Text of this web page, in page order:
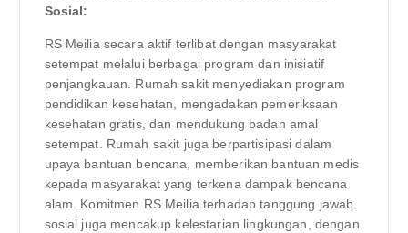
Sosial:
RS Meilia secara aktif terlibat dengan masyarakat
setempat melalui berbagai program dan inisiatif
penjangkauan. Rumah sakit menyediakan program
pendidikan kesehatan, mengadakan pemeriksaan
kesehatan gratis, dan mendukung badan amal
setempat. Rumah sakit juga berpartisipasi dalam
upaya bantuan bencana, memberikan bantuan medis
kepada masyarakat yang terkena dampak bencana
alam. Komitmen RS Meilia terhadap tanggung jawab
sosial juga mencakup kelestarian lingkungan, dengan